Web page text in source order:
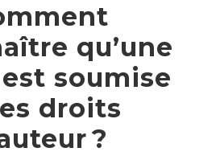
qu’une
soumise
droits
?